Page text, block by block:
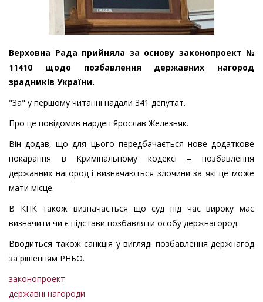
Верховна Рада прийняла за основу законопроект №
11410 щодо позбавлення державних нагород
зрадників України.
"За" у першому читанні надали 341 депутат.
Про це повідомив нардеп Ярослав Железняк.
Він додав, що для цього передбачається нове додаткове
покарання в Кримінальному кодексі – позбавлення
державних нагород і визначаються злочини за які це може
мати місце.
В КПК також визначається що суд під час вироку має
визначити чи є підстави позбавляти особу держнагород.
Вводиться також санкція у вигляді позбавлення держнагод
за рішенням РНБО.
законопроект
державні нагороди